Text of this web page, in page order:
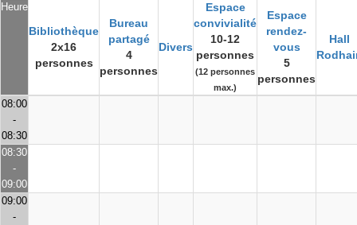
Heure
Bibliothèque
2x16
personnes
Bureau
partagé
4
personnes
Divers
Espace
convivialité
10-12
personnes
(12 personnes
max.)
Espace
rendez-
vous
5
personnes
Hall
08:00
-
08:30
08:30
-
09:00
09:00
-